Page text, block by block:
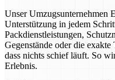
Unser Umzugsunternehmen
Unterstützung in jedem
Packdienstleistungen,
Gegenstände oder die
dass nichts schief läuft. So
Erlebnis.